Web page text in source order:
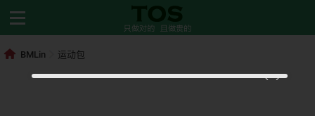
BMLin 运动包